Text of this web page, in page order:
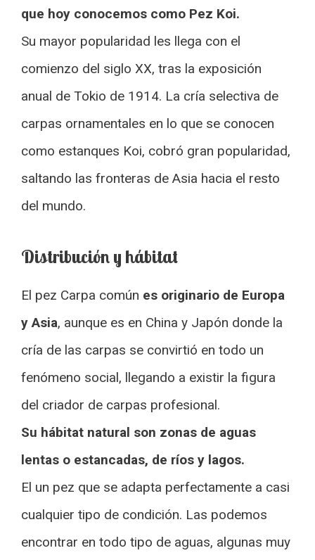
que hoy conocemos como Pez Koi.
Su mayor popularidad les llega con el
comienzo del siglo XX, tras la exposición
anual de Tokio de 1914. La cría selectiva de
carpas ornamentales en lo que se conocen
como estanques Koi, cobró gran popularidad,
saltando las fronteras de Asia hacia el resto
del mundo.
Distribución y hábitat
El pez Carpa común es originario de Europa
y Asia, aunque es en China y Japón donde la
cría de las carpas se convirtió en todo un
fenómeno social, llegando a existir la figura
del criador de carpas profesional.
Su hábitat natural son zonas de aguas
lentas o estancadas, de ríos y lagos.
El un pez que se adapta perfectamente a casi
cualquier tipo de condición. Las podemos
encontrar en todo tipo de aguas, algunas muy